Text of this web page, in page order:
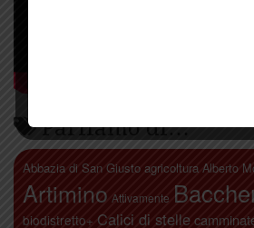
Parliamo di…
Abbazia di San Giusto agricoltura Alberto
Artimino Attivamente
biodistretto+ Calici di stelle